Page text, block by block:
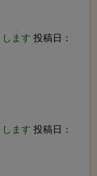
ます 投稿日：
ます 投稿日：